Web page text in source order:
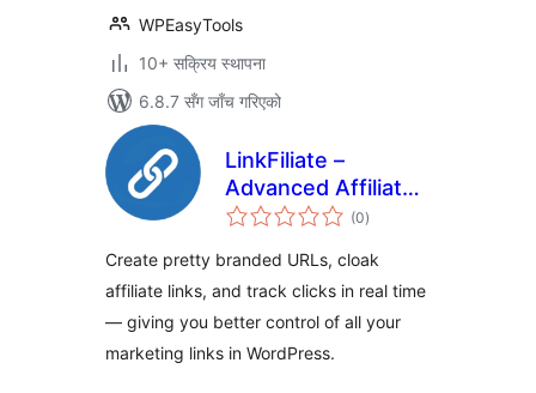
WPEasyTools
10+ सक्रिय स्थापना
6.8.7 सँग जाँच गरिएको
LinkFiliate –
Advanced Affiliate
Link Management,
Links, Click
Tracking &
Analytics
(0कुल
रेटिङ्गहरू
)
Create pretty branded URLs, cloak
affiliate links, and track clicks in real time
— giving you better control of all your
marketing links in WordPress.